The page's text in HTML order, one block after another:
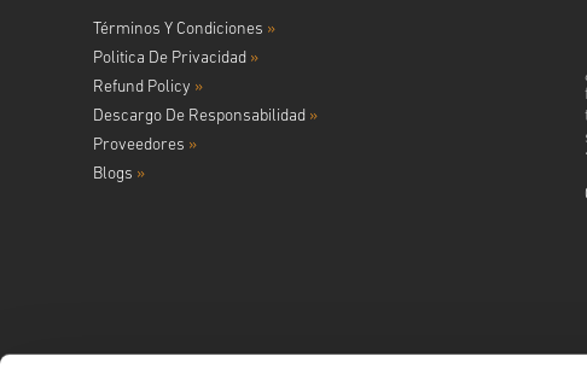
Términos Y Condiciones »
Politica De Privacidad »
Refund Policy »
Descargo De Responsabilidad »
Proveedores »
Blogs »